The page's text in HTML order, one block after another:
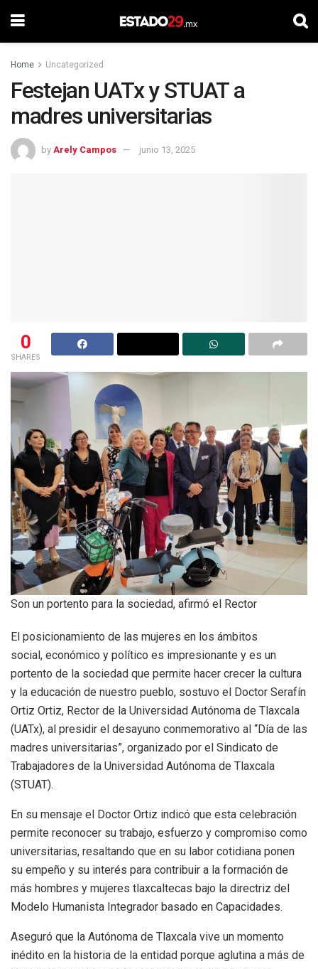
Home Uncategorized
Festejan UATx y STUAT a
madres universitarias
by Arely Campos junio 13, 2025
0
SHARES
Son un portento para la sociedad, afirmó el Rector
El posicionamiento de las mujeres en los ámbitos
social, económico y político es impresionante y es un
portento de la sociedad que permite hacer crecer la cultura
y la educación de nuestro pueblo, sostuvo el Doctor Serafín
Ortiz Ortiz, Rector de la Universidad Autónoma de Tlaxcala
(UATx), al presidir el desayuno conmemorativo al “Día de las
madres universitarias”, organizado por el Sindicato de
Trabajadores de la Universidad Autónoma de Tlaxcala
(STUAT).
En su mensaje el Doctor Ortiz indicó que esta celebración
permite reconocer su trabajo, esfuerzo y compromiso como
universitarias, resaltando que en su labor cotidiana ponen
su empeño y su interés para contribuir a la formación de
más hombres y mujeres tlaxcaltecas bajo la directriz del
Modelo Humanista Integrador basado en Capacidades.
Aseguró que la Autónoma de Tlaxcala vive un momento
inédito en la historia de la entidad porque aglutina a más de